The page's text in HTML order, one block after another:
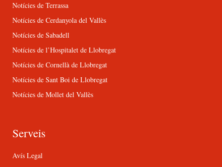
Notícies de Terrassa
Notícies de Cerdanyola del Vallès
Notícies de Sabadell
Notícies de l’Hospitalet de Llobregat
Notícies de Cornellà de Llobregat
Notícies de Sant Boi de Llobregat
Notícies de Mollet del Vallès
Serveis
Avís Legal